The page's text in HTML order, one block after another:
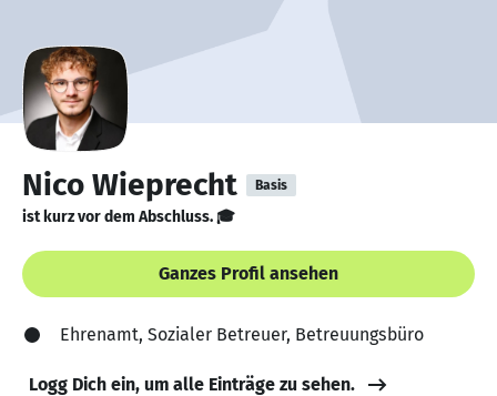
Nico Wieprecht Basis
ist kurz vor dem Abschluss. 🎓
Ganzes Profil ansehen
Ehrenamt, Sozialer Betreuer, Betreuungsbüro
Logg Dich ein, um alle Einträge zu sehen.